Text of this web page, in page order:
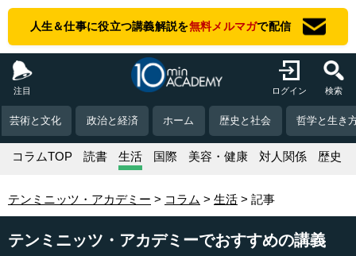
人生＆仕事に役立つ講義解説を無料メルマガで配信
注目 ログイン 検索
芸術と文化 政治と経済 ホーム 歴史と社会 哲学と生き
コラムTOP 読書 生活 国際 美容・健康 対人関係 歴史
テンミニッツ・アカデミー コラム 生活 記事
テンミニッツ・アカデミーでおすすめの講義